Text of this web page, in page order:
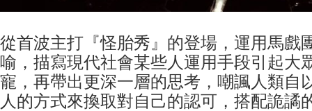
從首波主打『怪胎秀』的登場，運用馬戲
喻，描寫現代社會某些人運用手段引起大
寵，再帶出更深一層的思考，嘲諷人類自
人的方式來換取對自己的認可，搭配詭譎